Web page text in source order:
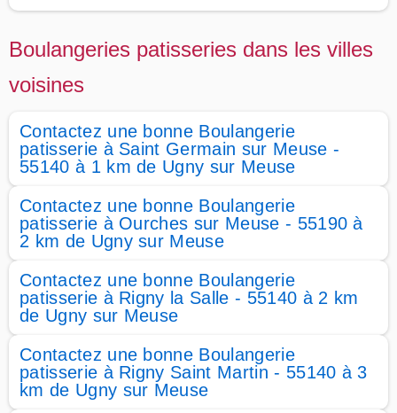
Boulangeries patisseries dans les villes
voisines
Contactez une bonne Boulangerie
patisserie à Saint Germain sur Meuse -
55140 à 1 km de Ugny sur Meuse
Contactez une bonne Boulangerie
patisserie à Ourches sur Meuse - 55190 à
2 km de Ugny sur Meuse
Contactez une bonne Boulangerie
patisserie à Rigny la Salle - 55140 à 2 km
de Ugny sur Meuse
Contactez une bonne Boulangerie
patisserie à Rigny Saint Martin - 55140 à 3
km de Ugny sur Meuse